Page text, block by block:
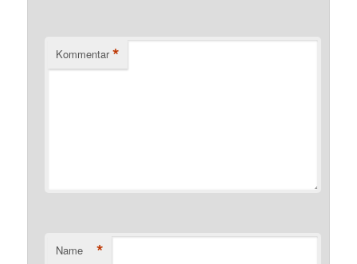
Kommentar *
Name *